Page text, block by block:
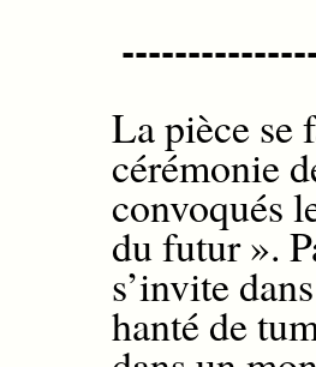
La pièce se
cérémonie
convoqués
du futur ».
s’invite
hanté de